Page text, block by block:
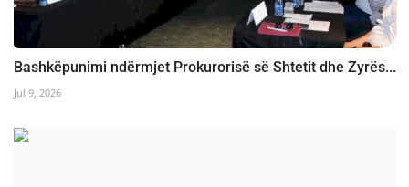
Bashkëpunimi ndërmjet Prokurorisë së Shtetit dhe Zyrës...
Jul 9, 2026